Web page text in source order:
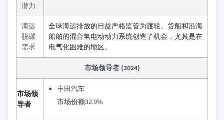
潜力
海运
脱碳
需求
全球海运排放的日益严格监管为渡轮、货船和沿海
船舶的混合氢电动动力系统创造了机会，尤其是在
电气化困难的地区。
市场领导者 (2024)
市场领
导者
丰田汽车
市场份额32.9%